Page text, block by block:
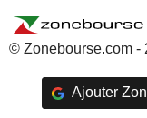
© Zonebourse.com -
Ajouter